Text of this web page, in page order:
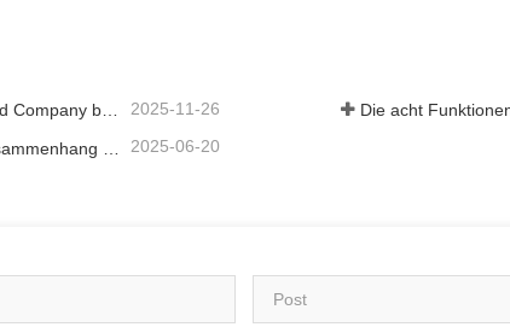
Shandong Huayuan Humic Acid Company belebt das Dorf Beiqiu mit einer Spende von mikrobiellem Dünger neu. 2025-11-26
2025-06-20